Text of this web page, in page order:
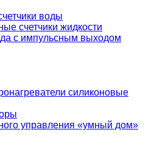
воды
счетчики жидкости
с импульсным выходом
силиконовые
управления «умный дом»